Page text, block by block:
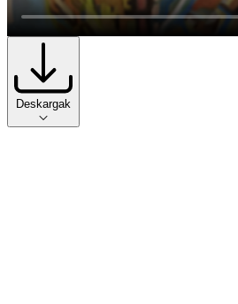
Deskargak